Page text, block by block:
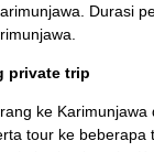
Durasi
private trip
ke
tour ke